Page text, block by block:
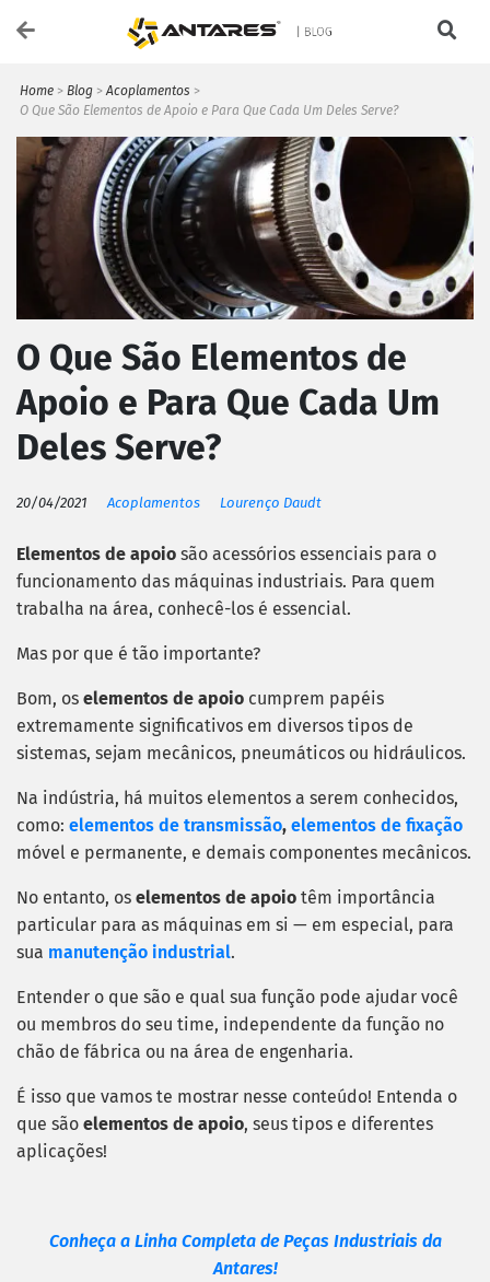
Home > Blog > Acoplamentos >
O Que São Elementos de Apoio e Para Que Cada Um Deles Serve?
O Que São Elementos de
Apoio e Para Que Cada Um
Deles Serve?
20/04/2021 Acoplamentos Lourenço Daudt
Elementos de apoio são acessórios essenciais para o
funcionamento das máquinas industriais. Para quem
trabalha na área, conhecê-los é essencial.
Mas por que é tão importante?
Bom, os elementos de apoio cumprem papéis
extremamente significativos em diversos tipos de
sistemas, sejam mecânicos, pneumáticos ou hidráulicos.
Na indústria, há muitos elementos a serem conhecidos,
como: elementos de transmissão, elementos de fixação
móvel e permanente, e demais componentes mecânicos.
No entanto, os elementos de apoio têm importância
particular para as máquinas em si — em especial, para
sua manutenção industrial.
Entender o que são e qual sua função pode ajudar você
ou membros do seu time, independente da função no
chão de fábrica ou na área de engenharia.
É isso que vamos te mostrar nesse conteúdo! Entenda o
que são elementos de apoio, seus tipos e diferentes
aplicações!
Conheça a Linha Completa de Peças Industriais da
Antares!